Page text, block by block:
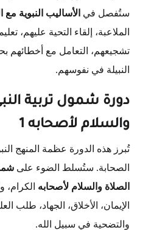
ستُفصل في الأساليب النبوية
الملاعبة، إلقاء التحية عليهم،
تشجيعهم، التعامل مع أخطائهم
النبيلة في نفوسهم.
دورة شمول تربية
والسلام لأصحابه 1
تُبرز هذه الدورة عظمة المنهج
الصحابة. ستُسلط الضوء على
الصلاة والسلام لأصحابه
الإيمان، الأخلاق، الجهاد، طلب
والتضحية في سبيل الله.